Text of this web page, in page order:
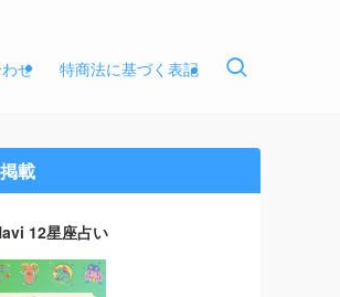
せ 特商法に基づく表記
載
12星座占い